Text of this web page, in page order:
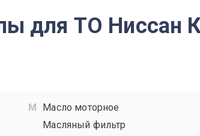
для ТО Ниссан
Масло моторное
Масляный фильтр